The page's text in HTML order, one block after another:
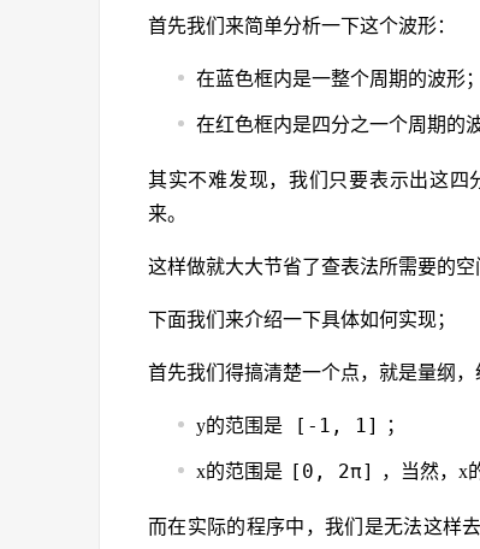
首先我们来简单分析一下这个波形：
在蓝色框内是一整个周期的波形；
在红色框内是四分之一个周期的波
其实不难发现，我们只要表示出这四
来。
这样做就大大节省了查表法所需要的空
下面我们来介绍一下具体如何实现；
首先我们得搞清楚一个点，就是量纲，
y的范围是 [-1, 1] ；
x的范围是 [0, 2π] ，当然，x
而在实际的程序中，我们是无法这样